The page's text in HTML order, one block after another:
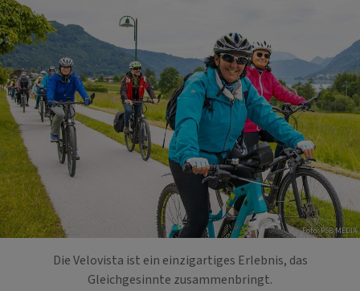
Foto: PSB MEDIA
Die Velovista ist ein einzigartiges Erlebnis, das
Gleichgesinnte zusammenbringt.